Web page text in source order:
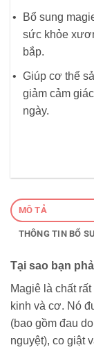
Bổ sung
sức khỏe
bắp.
Giúp cơ thể
giảm cảm
ngày.
MÔ TẢ
THÔNG TIN BỔ
Tại sao bạn
Magiê là chất
kinh và cơ. Nó
(bao gồm đau
nguyệt), co giật